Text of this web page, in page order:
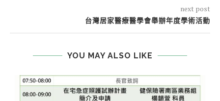
next post
台灣居家醫療醫學會舉辦年度學術活動
YOU MAY ALSO LIKE